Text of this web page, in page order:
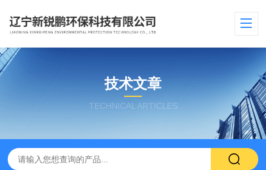
技术文章
TECHNICAL ARTICLES